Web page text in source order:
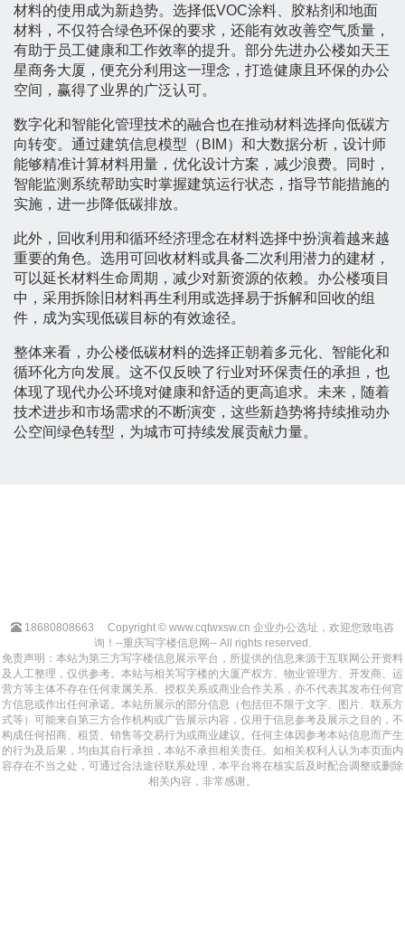
材料的使用成为新趋势。选择低VOC涂料、胶粘剂和地面
材料，不仅符合绿色环保的要求，还能有效改善空气质量，
有助于员工健康和工作效率的提升。部分先进办公楼如天王
星商务大厦，便充分利用这一理念，打造健康且环保的办公
空间，赢得了业界的广泛认可。
数字化和智能化管理技术的融合也在推动材料选择向低碳方
向转变。通过建筑信息模型（BIM）和大数据分析，设计师
能够精准计算材料用量，优化设计方案，减少浪费。同时，
智能监测系统帮助实时掌握建筑运行状态，指导节能措施的
实施，进一步降低碳排放。
此外，回收利用和循环经济理念在材料选择中扮演着越来越
重要的角色。选用可回收材料或具备二次利用潜力的建材，
可以延长材料生命周期，减少对新资源的依赖。办公楼项目
中，采用拆除旧材料再生利用或选择易于拆解和回收的组
件，成为实现低碳目标的有效途径。
整体来看，办公楼低碳材料的选择正朝着多元化、智能化和
循环化方向发展。这不仅反映了行业对环保责任的承担，也
体现了现代办公环境对健康和舒适的更高追求。未来，随着
技术进步和市场需求的不断演变，这些新趋势将持续推动办
公空间绿色转型，为城市可持续发展贡献力量。
18680808663
Copyright © www.cqtwxsw.cn 企业办公选址，欢迎您致电咨
询！--重庆写字楼信息网-- All rights reserved.
免责声明：本站为第三方写字楼信息展示平台，所提供的信息来源于互联网公开资料
及人工整理，仅供参考。本站与相关写字楼的大厦产权方、物业管理方、开发商、运
营方等主体不存在任何隶属关系、授权关系或商业合作关系，亦不代表其发布任何官
方信息或作出任何承诺。本站所展示的部分信息（包括但不限于文字、图片、联系方
式等）可能来自第三方合作机构或广告展示内容，仅用于信息参考及展示之目的，不
构成任何招商、租赁、销售等交易行为或商业建议。任何主体因参考本站信息而产生
的行为及后果，均由其自行承担，本站不承担相关责任。如相关权利人认为本页面内
容存在不当之处，可通过合法途径联系处理，本平台将在核实后及时配合调整或删除
相关内容，非常感谢。